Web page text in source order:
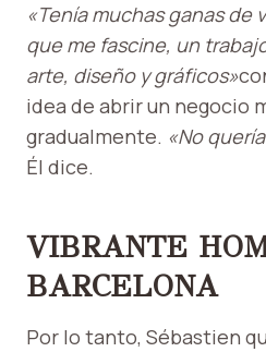
«Tenía muchas ganas de
que me fascine, un
arte, diseño y gráficos»
idea de abrir un negocio
gradualmente. «No
Él dice.
VIBRANTE
BARCELONA
Por lo tanto, Sébastien